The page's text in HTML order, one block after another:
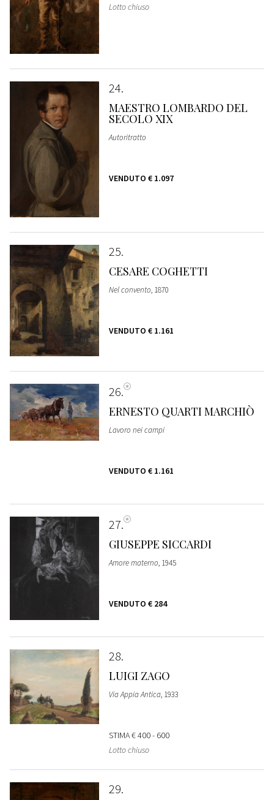
Lotto chiuso
24
MAESTRO LOMBARDO DEL
SECOLO XIX
Autoritratto
VENDUTO € 1.097
25
CESARE COGHETTI
Nel convento, 1870
VENDUTO € 1.161
26
ERNESTO QUARTI MARCHIÒ
Lavoro nei campi
VENDUTO € 1.161
27
GIUSEPPE SICCARDI
Amore materno, 1945
VENDUTO € 284
28
LUIGI ZAGO
Via Appia Antica, 1933
STIMA€ 400 - 600
Lotto chiuso
29